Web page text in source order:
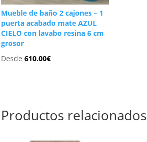
Mueble de baño 2 cajones – 1
puerta acabado mate AZUL
CIELO con lavabo resina 6 cm
grosor
Desde610.00€
Productos relacionados